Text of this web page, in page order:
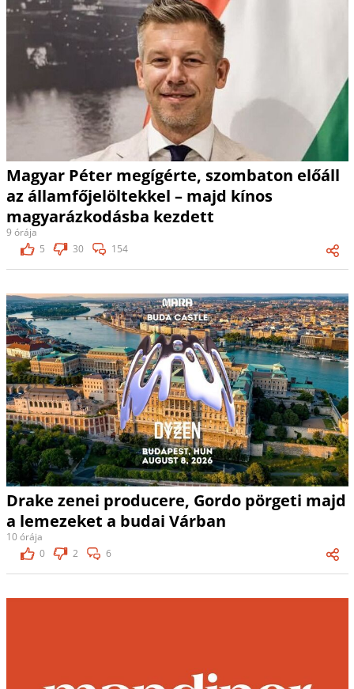
Magyar Péter megígérte, szombaton előáll
az államfőjelöltekkel – majd kínos
magyarázkodásba kezdett
9 órája
5
30 154
Drake zenei producere, Gordo pörgeti majd
a lemezeket a budai Várban
10 órája
0
2 6